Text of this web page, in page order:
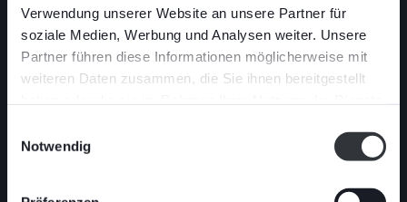
Verwendung unserer Website an unsere Partner für
soziale Medien, Werbung und Analysen weiter. Unsere
Partner führen diese Informationen möglicherweise mit
weiteren Daten zusammen, die Sie ihnen bereitgestellt
Notwendig